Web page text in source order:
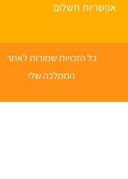
תשלום
כל הזכויות שמורות לאתר
הממלכה שלי